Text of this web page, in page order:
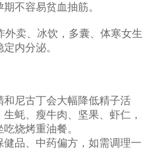
不容易贫血抽筋。
外卖、冰饮，多囊、体寒女生
内分泌。
尼古丁会大幅降低精子活
蚝、瘦牛肉、坚果、虾仁，
烧烤重油餐。
品、中药偏方，如需调理一